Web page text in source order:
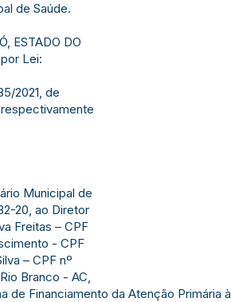
de Saúde.
ESTADO DO
Lei:
2021, de
respectivamente
Municipal de
20, ao Diretor
Freitas – CPF
- CPF
– CPF nº
Branco - AC,
de Financiamento da Atenção Primária